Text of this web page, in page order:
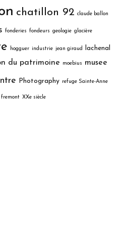
chatillon 92 claude ballon
fonderies fondeurs geologie glacière
hogguer industrie jean giraud lachenal
du patrimoine moebius musee
Photography refuge Sainte-Anne
fremont XXe siècle